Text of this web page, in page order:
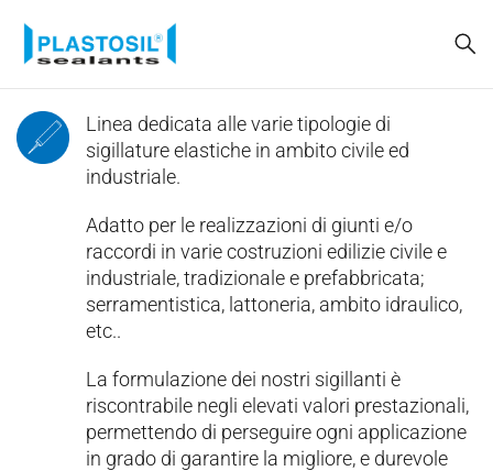
Linea dedicata alle varie tipologie di
sigillature elastiche in ambito civile ed
industriale.
Adatto per le realizzazioni di giunti e/o
raccordi in varie costruzioni edilizie civile e
industriale, tradizionale e prefabbricata;
serramentistica, lattoneria, ambito idraulico,
etc..
La formulazione dei nostri sigillanti è
riscontrabile negli elevati valori prestazionali,
permettendo di perseguire ogni applicazione
in grado di garantire la migliore, e durevole